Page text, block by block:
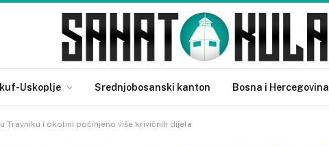
Uskoplje Srednjobosanski kanton Bosna i Hercegovina
Travniku i okolini počinjeno više krivičnih dijela